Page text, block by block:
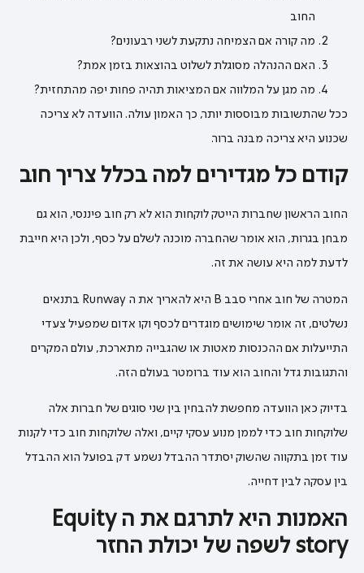
החוב
מה קורה אם הצמיחה נתקעת לשני רבעונים?
האם ההנהלה מסוגלת לשלוט בהוצאות בזמן אמת?
מה מגן על המלווה אם המציאות תהיה פחות יפה מהתחזית?
ככל שהתשובות מבוססות יותר, כך האמון עולה. הוועדה לא צריכה
שכנוע היא צריכה מבנה ברור.
קודם כל מגדירים למה בכלל צריך חוב
החוב הראשון שחברות הייטק לוקחות הוא לא רק חוב פיננסי, הוא גם
מבחן בגרות, הוא אומר שהחברה מוכנה לשלם על כסף, ולכן היא חייבת
לדעת למה היא עושה את זה.
המטרה של חוב אחרי סבב B היא להאריך את ה Runway בתנאים
נשלטים, זה אומר שימושים מוגדרים לכסף וקו אדום שמפעיל צעדי
התייעלות אם ההכנסות מאטות או שהגבייה מתארכת, עולם המקרים
והתגובות גדל והחוב הוא עוד ברומטר בעולם הזה.
בדיוק כאן הוועדה מחפשת להבחין בין שני סוגים של חברות אלה
שלוקחות חוב כדי לממן מנוע עסקי קיים, ואלה שלוקחות חוב כדי לקנות
עוד זמן בתקווה שהשוק יסתדר ההבדל נשמע דק בפועל הוא ההבדל
בין עסקה לבין דחייה.
האמנות היא לתרגם את ה Equity
story לשפה של יכולת החזר